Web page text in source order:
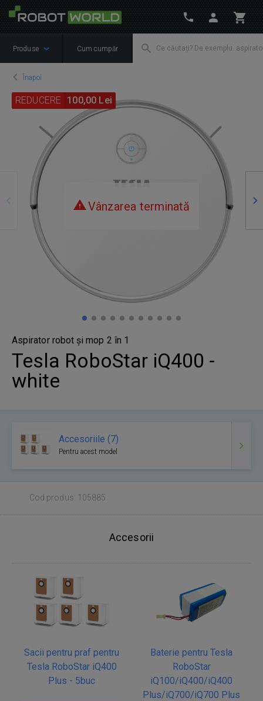
Produse Cum cumpăr
Înapoi
Precedente
Vânzarea terminată
REDUCERE 100,00 Lei
Aspirator robot și mop 2 în 1
Tesla RoboStar iQ400 -
white
Accesoriile (7)
Pentru acest model
Cod produs: 105885
Accesorii
Sacii pentru praf pentru
Tesla RoboStar iQ400
Plus - 5buc
Baterie pentru Tesla
RoboStar
iQ100/iQ400/iQ400
Plus/iQ700/iQ700 Plus